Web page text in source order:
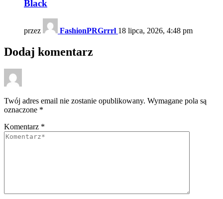
Black
przez FashionPRGrrrl 18 lipca, 2026, 4:48 pm
Dodaj komentarz
Twój adres email nie zostanie opublikowany. Wymagane pola są
oznaczone *
Komentarz *